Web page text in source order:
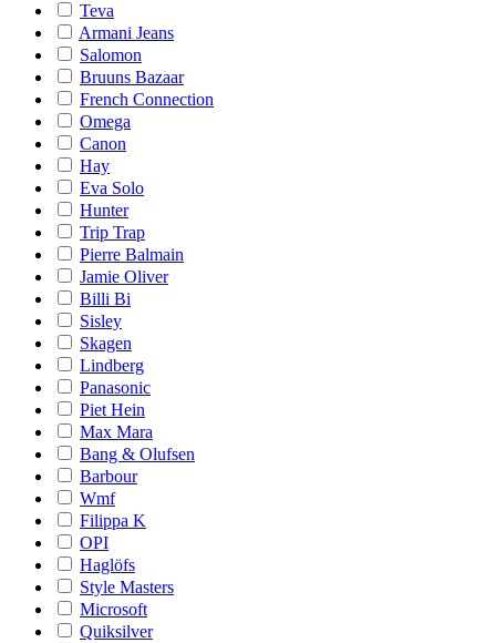
Teva
Armani Jeans
Salomon
Bruuns Bazaar
French Connection
Omega
Canon
Hay
Eva Solo
Hunter
Trip Trap
Pierre Balmain
Jamie Oliver
Billi Bi
Sisley
Skagen
Lindberg
Panasonic
Piet Hein
Max Mara
Bang & Olufsen
Barbour
Wmf
Filippa K
OPI
Haglöfs
Style Masters
Microsoft
Quiksilver